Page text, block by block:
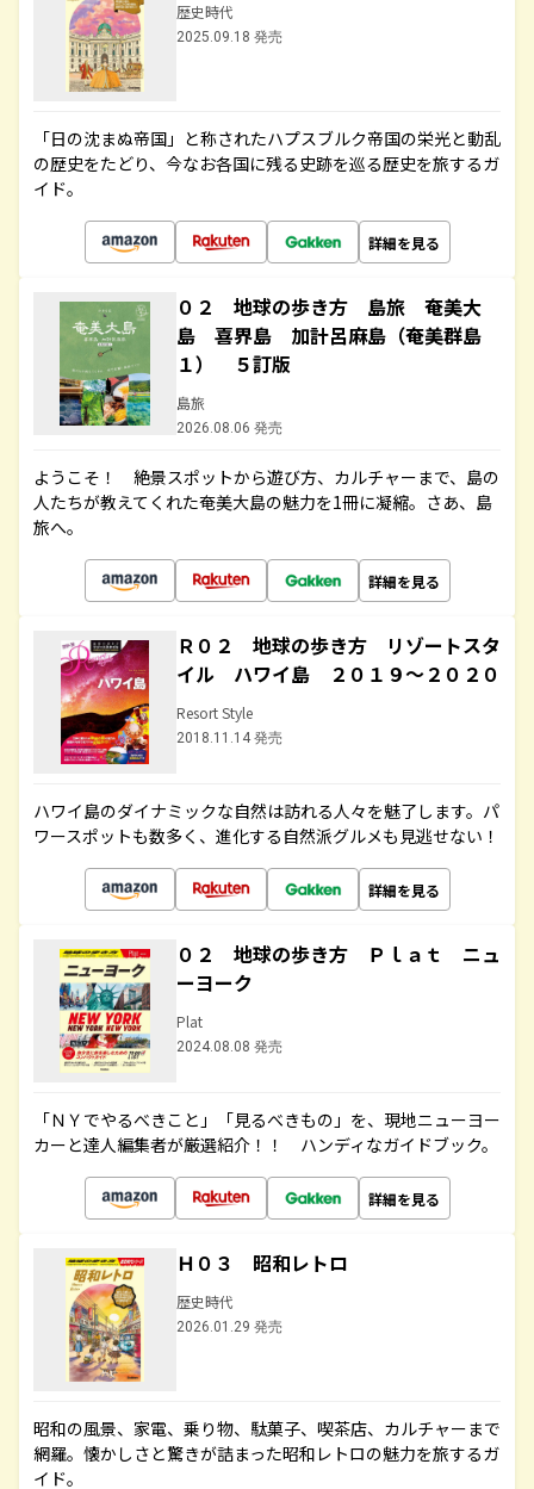
歴史時代
2025.09.18 発売
「日の沈まぬ帝国」と称されたハプスブルク帝国の栄光と動乱
の歴史をたどり、今なお各国に残る史跡を巡る歴史を旅するガ
イド。
詳細を見る
０２ 地球の歩き方 島旅 奄美大
島 喜界島 加計呂麻島（奄美群島
１） ５訂版
島旅
2026.08.06 発売
ようこそ！ 絶景スポットから遊び方、カルチャーまで、島の
人たちが教えてくれた奄美大島の魅力を1冊に凝縮。さあ、島
旅へ。
詳細を見る
Ｒ０２ 地球の歩き方 リゾートスタ
イル ハワイ島 ２０１９～２０２０
Resort Style
2018.11.14 発売
ハワイ島のダイナミックな自然は訪れる人々を魅了します。パ
ワースポットも数多く、進化する自然派グルメも見逃せない！
詳細を見る
０２ 地球の歩き方 Ｐｌａｔ ニュ
ーヨーク
Plat
2024.08.08 発売
「ＮＹでやるべきこと」「見るべきもの」を、現地ニューヨー
カーと達人編集者が厳選紹介！！ ハンディなガイドブック。
詳細を見る
Ｈ０３ 昭和レトロ
歴史時代
2026.01.29 発売
昭和の風景、家電、乗り物、駄菓子、喫茶店、カルチャーまで
網羅。懐かしさと驚きが詰まった昭和レトロの魅力を旅するガ
イド。